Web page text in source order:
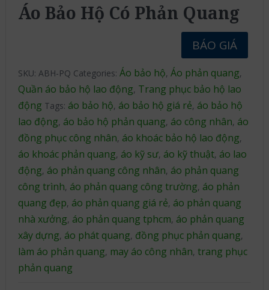
Áo Bảo Hộ Có Phản Quang
BÁO GIÁ
SKU: ABH-PQ Categories: Áo bảo hộ, Áo phản quang,
Quần áo bảo hộ lao động, Trang phục bảo hộ lao
động Tags: áo bảo hộ, áo bảo hộ giá rẻ, áo bảo hộ
lao động, áo bảo hộ phản quang, áo công nhân, áo
đồng phục công nhân, áo khoác bảo hộ lao động,
áo khoác phản quang, áo kỹ sư, áo kỹ thuật, áo lao
động, áo phản quang công nhân, áo phản quang
công trình, áo phản quang công trường, áo phản
quang đẹp, áo phản quang giá rẻ, áo phản quang
nhà xưởng, áo phản quang tphcm, áo phản quang
xây dựng, áo phát quang, đồng phục phản quang,
làm áo phản quang, may áo công nhân, trang phục
phản quang